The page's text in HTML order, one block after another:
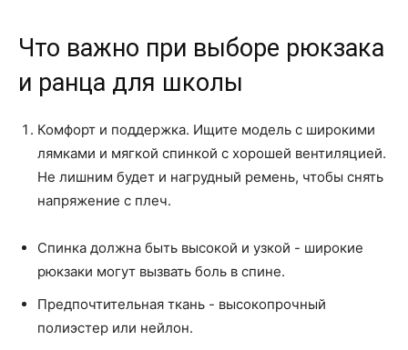
Что важно при выборе рюкзака
и ранца для школы
Комфорт и поддержка. Ищите модель с широкими
лямками и мягкой спинкой с хорошей вентиляцией.
Не лишним будет и нагрудный ремень, чтобы снять
напряжение с плеч.
Спинка должна быть высокой и узкой - широкие
рюкзаки могут вызвать боль в спине.
Предпочтительная ткань - высокопрочный
полиэстер или нейлон.